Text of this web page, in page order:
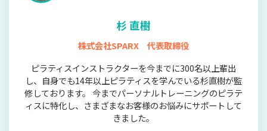
杉 直樹
株式会社SPARX 代表取締役
ピラティスインストラクターを今までに300名以上輩出
し、自身でも14年以上ピラティスを学んでいる杉直樹が監
修しております。 今までパーソナルトレーニングのピラテ
ィスに特化し、さまざまなお客様のお悩みにサポートして
きました。